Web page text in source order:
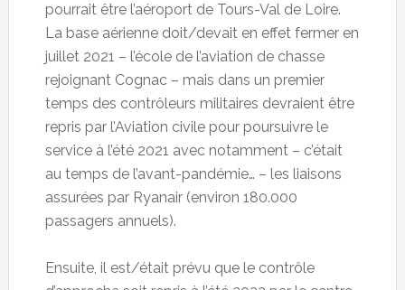
pourrait être l’aéroport de Tours-Val de Loire.
La base aérienne doit/devait en effet fermer en
juillet 2021 – l’école de l’aviation de chasse
rejoignant Cognac – mais dans un premier
temps des contrôleurs militaires devraient être
repris par l’Aviation civile pour poursuivre le
service à l’été 2021 avec notamment – c’était
au temps de l’avant-pandémie… – les liaisons
assurées par Ryanair (environ 180.000
passagers annuels).
Ensuite, il est/était prévu que le contrôle